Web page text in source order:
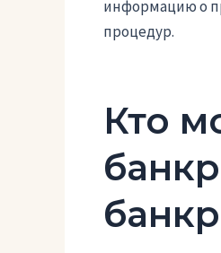
информацию о
процедур.
Кто